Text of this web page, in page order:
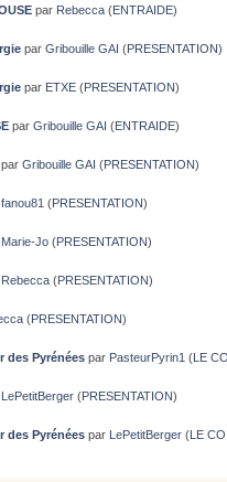
par Rebecca(ENTRAIDE)
par Gribouille GAI (PRESENTATION)
par ETXE(PRESENTATION)
par Gribouille GAI (ENTRAIDE)
Gribouille GAI (PRESENTATION)
fanou81 (PRESENTATION)
Marie-Jo(PRESENTATION)
Rebecca(PRESENTATION)
(PRESENTATION)
des Pyrénéespar PasteurPyrin1 (LE
LePetitBerger(PRESENTATION)
des Pyrénéespar LePetitBerger(LE